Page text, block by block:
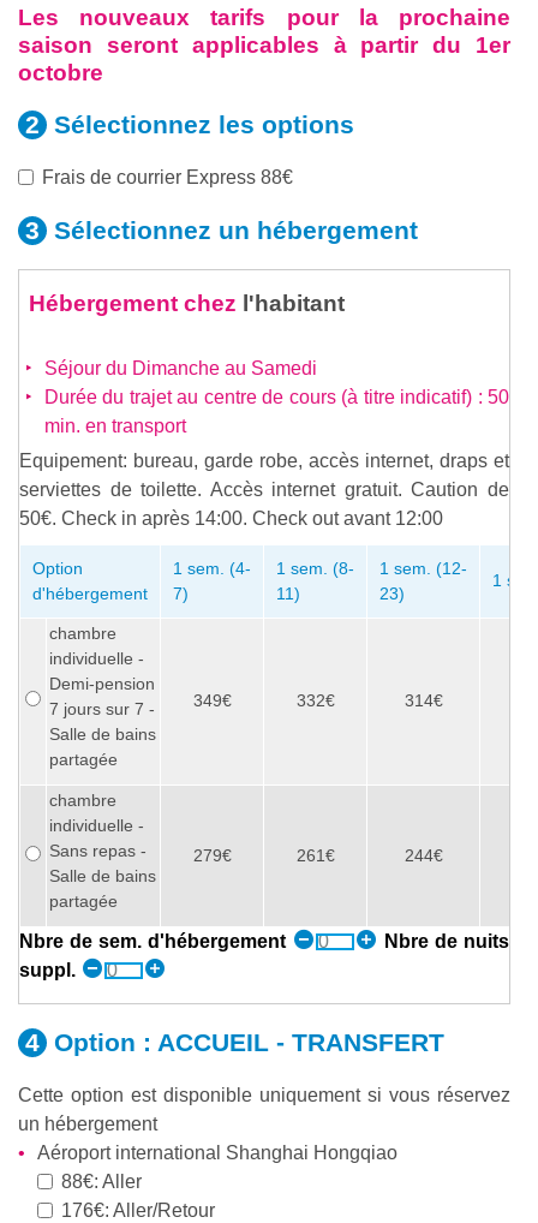
Les nouveaux tarifs pour la prochaine
saison seront applicables à partir du 1er
octobre
Sélectionnez les options
Frais de courrier Express 88€
Sélectionnez un hébergement
Hébergement chez l'habitant
Séjour du Dimanche au Samedi
Durée du trajet au centre de cours (à titre indicatif) : 50
min. en transport
Equipement: bureau, garde robe, accès internet, draps et
serviettes de toilette. Accès internet gratuit. Caution de
50€. Check in après 14:00. Check out avant 12:00
Option
d'hébergement
1 sem. (4-
7)
1 sem. (8-
11)
1 sem. (12-
23)
1
chambre
individuelle -
Demi-pension
7 jours sur 7 -
Salle de bains
partagée
349€ 332€ 314€
chambre
individuelle -
Sans repas -
Salle de bains
partagée
279€ 261€ 244€
Nbre de sem. d'hébergement
Nbre de nuits
suppl.
Option : ACCUEIL - TRANSFERT
Cette option est disponible uniquement si vous réservez
un hébergement
Aéroport international Shanghai Hongqiao
88€: Aller
176€: Aller/Retour